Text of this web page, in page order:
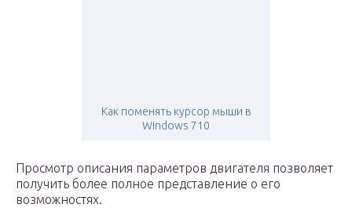
Как поменять курсор мыши в
Windows 710
Просмотр описания параметров двигателя позволяет
получить более полное представление о его
возможностях.